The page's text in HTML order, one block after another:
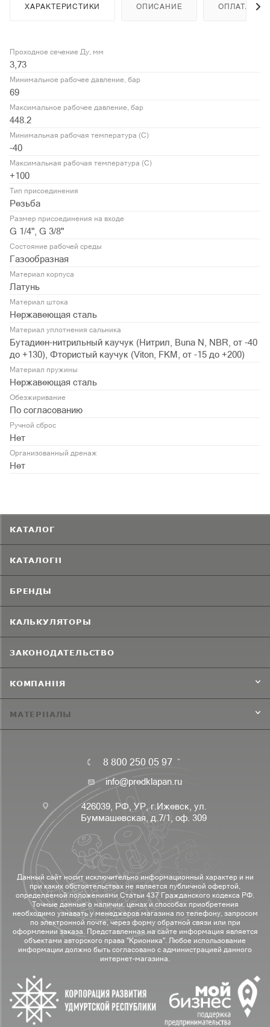
ХАРАКТЕРИСТИКИ ОПИСАНИЕ ОПЛАТА
Проходное сечение Ду, мм
3,73
Минимальное рабочее давление, бар
69
Максимальное рабочее давление, бар
448.2
Минимальная рабочая температура (С)
-40
Максимальная рабочая температура (С)
+100
Тип присоединения
Резьба
Размер присоединения на входе
G 1/4", G 3/8"
Состояние рабочей среды
Газообразная
Материал корпуса
Латунь
Материал штока
Нержавеющая сталь
Материал уплотнения сальника
Бутадиен-нитрильный каучук (Нитрил, Buna N, NBR, от -40
до +130), Фтористый каучук (Viton, FKM, от -15 до +200)
Материал пружины
Нержавеющая сталь
Обезжиривание
По согласованию
Ручной сброс
Нет
Организованный дренаж
Нет
КАТАЛОГ
КАТАЛОГИ
БРЕНДЫ
КАЛЬКУЛЯТОРЫ
ЗАКОНОДАТЕЛЬСТВО
КОМПАНИЯ
МАТЕРИАЛЫ
8 800 250 05 97
info@predklapan.ru
426039, РФ, УР, г.Ижевск, ул.
Буммашевская, д.7/1, оф. 309
Данный сайт носит исключительно информационный характер и ни
при каких обстоятельствах не является публичной офертой,
определяемой положениями Статьи 437 Гражданского кодекса РФ.
Точные данные о наличии, ценах и способах приобретения
необходимо узнавать у менеджеров магазина по телефону, запросом
по электронной почте, через форму обратной связи или при
оформлении заказа. Представленная на сайте информация является
объектами авторского права "Крионика". Любое использование
информации должно быть согласовано с администрацией данного
интернет-магазина.